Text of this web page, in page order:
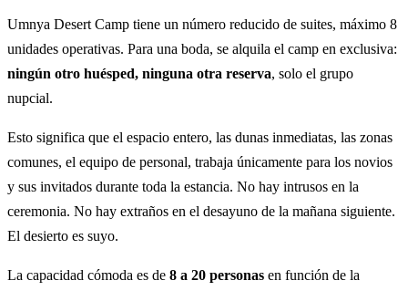
Umnya Desert Camp tiene un número reducido de suites, máximo 8
unidades operativas. Para una boda, se alquila el camp en exclusiva:
ningún otro huésped, ninguna otra reserva, solo el grupo
nupcial.
Esto significa que el espacio entero, las dunas inmediatas, las zonas
comunes, el equipo de personal, trabaja únicamente para los novios
y sus invitados durante toda la estancia. No hay intrusos en la
ceremonia. No hay extraños en el desayuno de la mañana siguiente.
El desierto es suyo.
La capacidad cómoda es de 8 a 20 personas en función de la